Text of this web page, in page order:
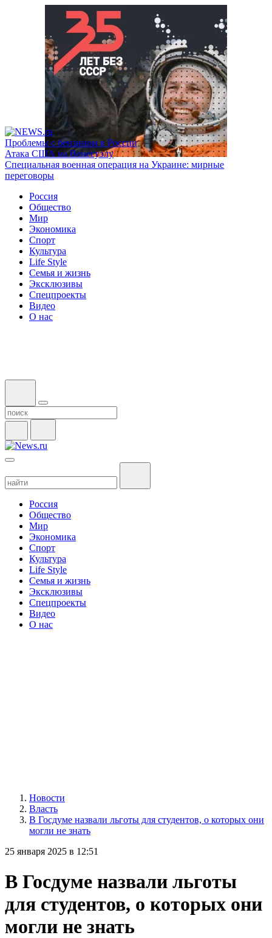
Проблемы с бензином в России
Атака США на Венесуэлу
Специальная военная операция на Украине: мирные
переговоры
Россия
Общество
Мир
Экономика
Спорт
Культура
Life Style
Семья и жизнь
Эксклюзивы
Спецпроекты
Видео
О нас
Россия
Общество
Мир
Экономика
Спорт
Культура
Life Style
Семья и жизнь
Эксклюзивы
Спецпроекты
Видео
О нас
Новости
Власть
В Госдуме назвали льготы для студентов, о которых они
могли не знать
25 января 2025 в 12:51
В Госдуме назвали льготы
для студентов, о которых они
могли не знать